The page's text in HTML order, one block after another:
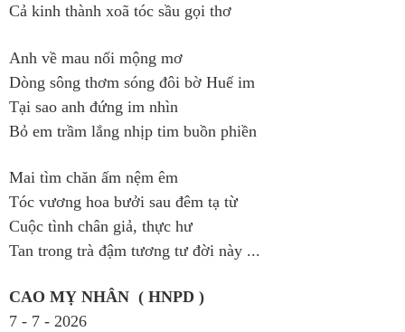
Cả kinh thành xoã tóc sầu gọi thơ
Anh về mau nối mộng mơ
Dòng sông thơm sóng đôi bờ Huế im
Tại sao anh đứng im nhìn
Bỏ em trầm lắng nhịp tim buồn phiền
Mai tìm chăn ấm nệm êm
Tóc vương hoa bưởi sau đêm tạ từ
Cuộc tình chân giả, thực hư
Tan trong trà đậm tương tư đời này ...
CAO MỴ NHÂN ( HNPD )
7 - 7 - 2026